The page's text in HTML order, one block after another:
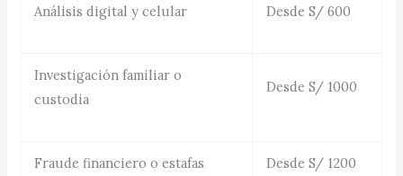
Análisis digital y celular Desde S/ 600
Investigación familiar o
custodia
Desde S/ 1000
Fraude financiero o estafas Desde S/ 1200